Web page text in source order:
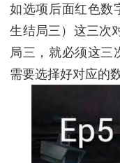
如选项后面红色数
生结局三）这三次
局三，就必须这三
需要选择好对应的